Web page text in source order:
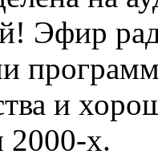
Эфир
и
2000-х.